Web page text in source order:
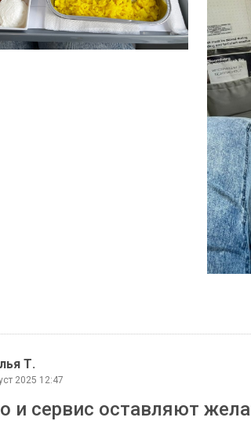
Т.
2025 12:47
и сервис оставляют